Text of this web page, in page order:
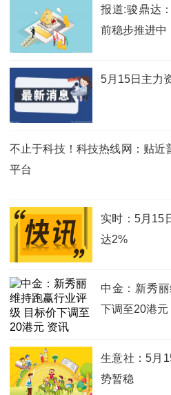
报道:骏鼎达
前稳步推进中
5月15日主力
不止于科技！科技热线网：贴近
平台
实时：5月15
达2%
中金：新秀
下调至20港元
生意社：5月
势暂稳